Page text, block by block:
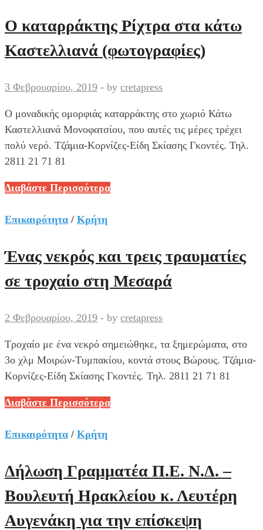
Ο καταρράκτης Ρίχτρα στα κάτω
Καστελλιανά (φωτογραφίες)
3 Φεβρουαρίου, 2019 - by cretapress
Ο μοναδικής ομορφιάς καταρράκτης στο χωριό Κάτω
Καστελλιανά Μονοφατσίου, που αυτές τις μέρες τρέχει
πολύ νερό. Τζάμια-Κορνίζες-Είδη Σκίασης Γκοντές. Τηλ.
2811 21 71 81
Ο
Ρίχτρα
κάτω
Καστελλιανά
(φωτογραφίες)
Διαβάστε Περισσότερα
Επικαιρότητα / Κρήτη
Ένας νεκρός και τρεις τραυματίες
σε τροχαίο στη Μεσαρά
2 Φεβρουαρίου, 2019 - by cretapress
Τροχαίο με ένα νεκρό σημειώθηκε, τα ξημερώματα, στο
3ο χλμ Μοιρών-Τυμπακίου, κοντά στους Βώρους. Τζάμια-
Κορνίζες-Είδη Σκίασης Γκοντές. Τηλ. 2811 21 71 81
Ένας
και
τραυματίες
σε
τροχαίο
στη
Διαβάστε Περισσότερα
Επικαιρότητα / Κρήτη
Δήλωση Γραμματέα Π.Ε. Ν.Δ. –
Βουλευτή Ηρακλείου κ. Λευτέρη
Αυγενάκη για την επίσκεψη